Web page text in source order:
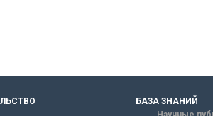
БАЗА ЗНАНИЙ